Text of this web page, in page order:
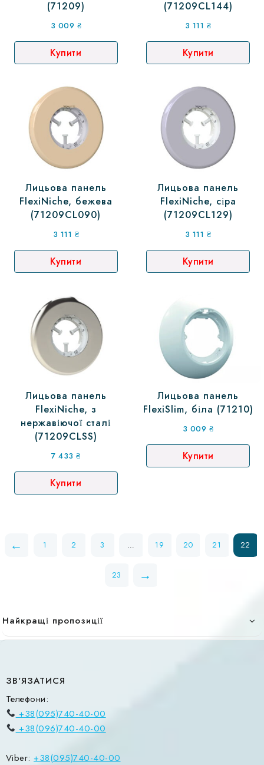
Найкращі пропозиції
(71209)
3 009 ₴
Купити
(71209CL144)
3 111 ₴
Купити
Лицьова панель
FlexiNiche, бежева
(71209CL090)
3 111 ₴
Купити
Лицьова панель
FlexiNiche, сіра
(71209CL129)
3 111 ₴
Купити
Лицьова панель
FlexiNiche, з
нержавіючої сталі
(71209CLSS)
7 433₴
Купити
Лицьова панель
FlexiSlim, біла (71210)
3 009 ₴
Купити
← 1 2 3 … 19 20 21 22
23 →
ЗВ'ЯЗАТИСЯ
Телефони:
+38(095)740-40-00
+38(096)740-40-00
Viber: +38(095)740-40-00